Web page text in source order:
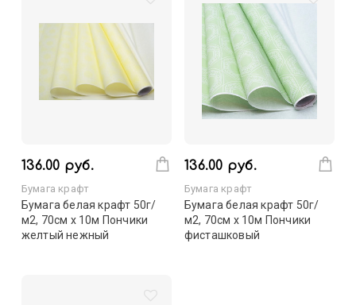
136.00 руб.
Бумага крафт
Бумага белая крафт 50г/
м2, 70см x 10м Пончики
желтый нежный
136.00 руб.
Бумага крафт
Бумага белая крафт 50г/
м2, 70см x 10м Пончики
фисташковый